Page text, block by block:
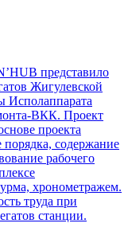
представило
Жигулевской
Исполаппарата
ВКК. Проект
проекта
содержание
рабочего
хронометражем.
труда при
станции.